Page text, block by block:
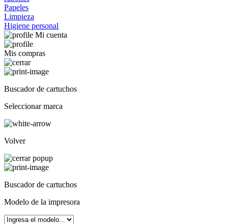
Papeles
Limpieza
Higiene personal
Mi cuenta
Mis compras
Buscador de cartuchos
Seleccionar marca
Volver
Buscador de cartuchos
Modelo de la impresora